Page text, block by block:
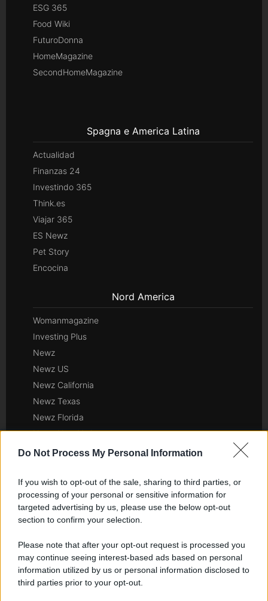
Do Not Process My Personal Information
If you wish to opt-out of the sale, sharing to third parties, or
processing of your personal or sensitive information for
targeted advertising by us, please use the below opt-out
section to confirm your selection.
Please note that after your opt-out request is processed you
may continue seeing interest-based ads based on personal
information utilized by us or personal information disclosed to
third parties prior to your opt-out.
ESG 365
Food Wiki
FuturoDonna
HomeMagazine
SecondHomeMagazine
Spagna e America Latina
Actualidad
Finanzas 24
Investindo 365
Think.es
Viajar 365
ES Newz
Pet Story
Encocina
Nord America
Womanmagazine
Investing Plus
Newz
Newz US
Newz California
Newz Texas
Newz Florida
Newz New York
Newz Pennsylvania
Newz Ohio
Gameland
Lgbtqia News
Motors Magazine 365
Day Travel 365